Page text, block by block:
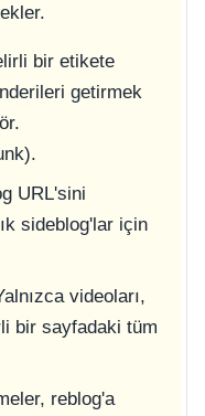
bir etikete
getirmek
URL'sini
sideblog'lar için
videoları,
bir sayfadaki tüm
reblog'a